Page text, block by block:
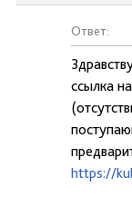
Ответ:
ссылка
https://